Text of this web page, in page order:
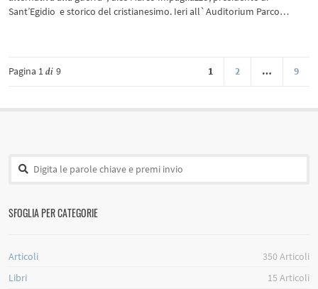
Sant’Egidio e storico del cristianesimo. Ieri all`Auditorium Parco…
Pagina 1di 9 1 2 … 9
SFOGLIA PER CATEGORIE
Articoli 350Articoli
Libri
15 Articoli